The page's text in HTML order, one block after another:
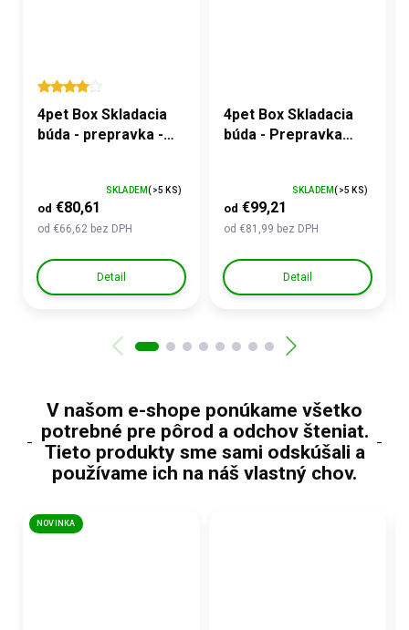
4pet Box Skladacia
búda - prepravka -
od €66,62 bez DPH
od €80,61
SKLADEM(>5 KS)
Detail
4pet Box Skladacia
búda - Prepravka
ochrana, zosilnené
dno
od €81,99 bez DPH
od €99,21
SKLADEM(>5 KS)
Detail
V našom e-shope ponúkame všetko
potrebné pre pôrod a odchov šteniat.
Tieto produkty sme sami odskúšali a
používame ich na náš vlastný chov.
NOVINKA